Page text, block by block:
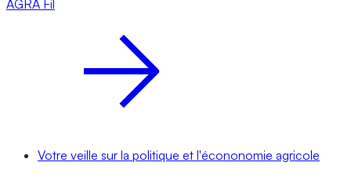
AGRA Fil
Votre veille sur la politique et l'écononomie agricole